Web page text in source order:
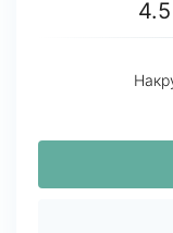
4.5